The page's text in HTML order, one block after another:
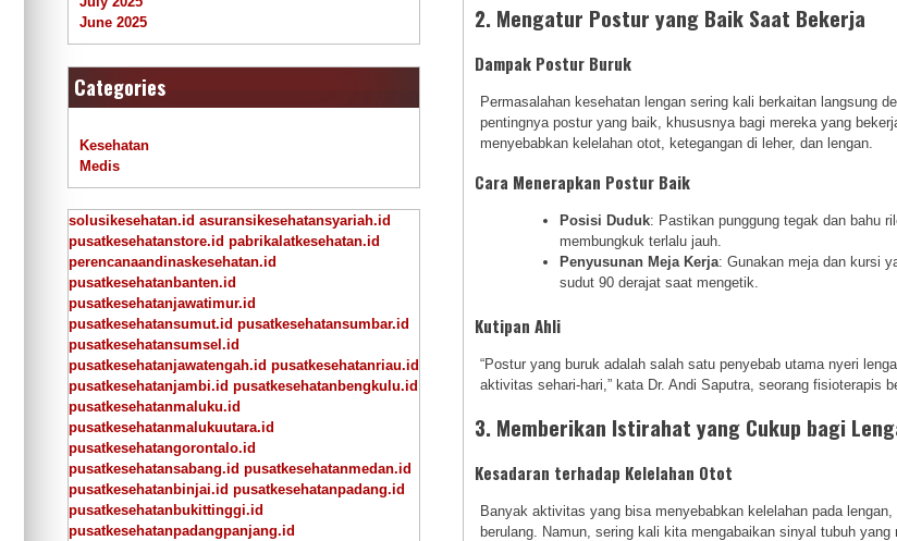
2. Mengatur Postur yang Baik Saat Bekerja
Dampak Postur Buruk
Permasalahan kesehatan lengan sering kali berkaitan langsung
pentingnya postur yang baik, khususnya bagi mereka yang
menyebabkan kelelahan otot, ketegangan di leher, dan lengan.
Cara Menerapkan Postur Baik
Posisi Duduk: Pastikan punggung tegak dan bahu
membungkuk terlalu jauh.
Penyusunan Meja Kerja: Gunakan meja dan kursi
sudut 90 derajat saat mengetik.
Kutipan Ahli
“Postur yang buruk adalah salah satu penyebab utama nyeri
aktivitas sehari-hari,” kata Dr. Andi Saputra, seorang fisioterapis
3. Memberikan Istirahat yang Cukup bagi
Kesadaran terhadap Kelelahan Otot
Banyak aktivitas yang bisa menyebabkan kelelahan pada
berulang. Namun, sering kali kita mengabaikan sinyal tubuh yang
June 2025
Categories
Kesehatan
Medis
solusikesehatan.id asuransikesehatansyariah.id
pusatkesehatanstore.id pabrikalatkesehatan.id
perencanaandinaskesehatan.id
pusatkesehatanbanten.id
pusatkesehatanjawatimur.id
pusatkesehatansumut.id pusatkesehatansumbar.id
pusatkesehatansumsel.id
pusatkesehatanjawatengah.id pusatkesehatanriau.id
pusatkesehatanjambi.id pusatkesehatanbengkulu.id
pusatkesehatanmaluku.id
pusatkesehatanmalukuutara.id
pusatkesehatangorontalo.id
pusatkesehatansabang.id pusatkesehatanmedan.id
pusatkesehatanbinjai.id pusatkesehatanpadang.id
pusatkesehatanbukittinggi.id
pusatkesehatanpadangpanjang.id